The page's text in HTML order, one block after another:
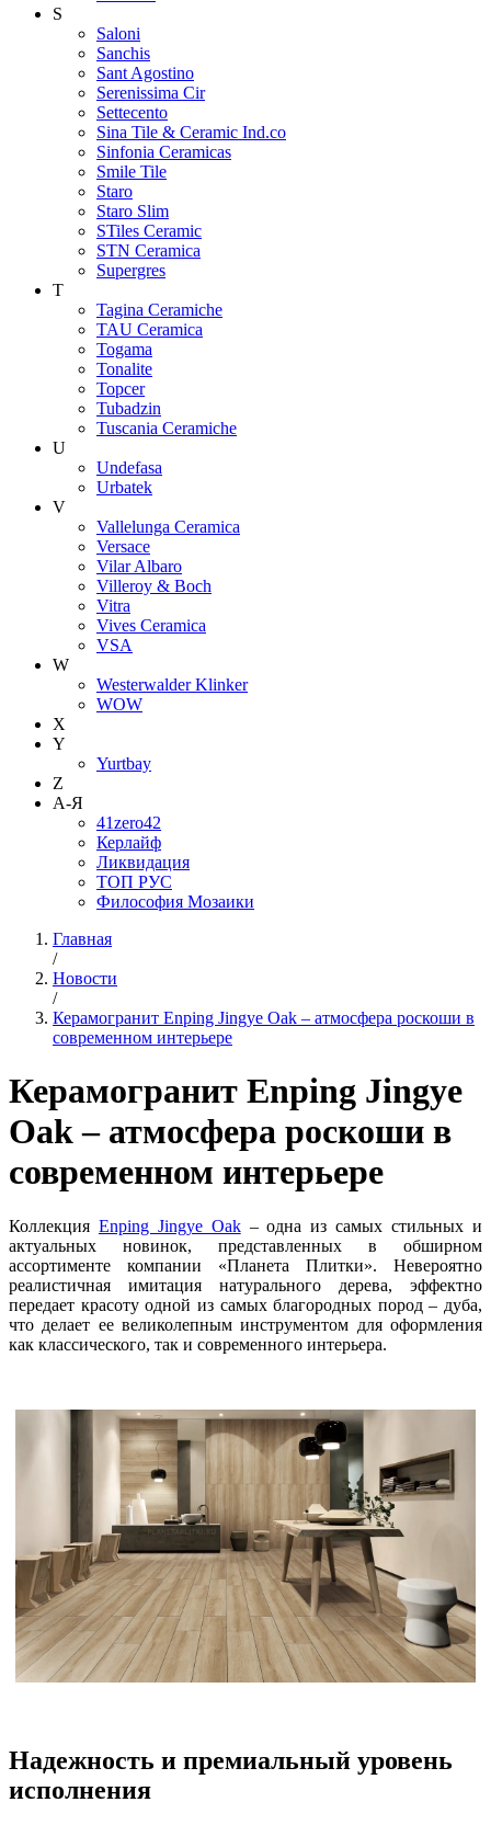
S
Saloni
Sanchis
Sant Agostino
Serenissima Cir
Settecento
Sina Tile & Ceramic Ind.co
Sinfonia Ceramicas
Smile Tile
Staro
Staro Slim
STiles Ceramic
STN Ceramica
Supergres
T
Tagina Ceramiche
TAU Ceramica
Togama
Tonalite
Topcer
Tubadzin
Tuscania Ceramiche
U
Undefasa
Urbatek
V
Vallelunga Ceramica
Versace
Vilar Albaro
Villeroy & Boch
Vitra
Vives Ceramica
VSA
W
Westerwalder Klinker
WOW
X
Y
Yurtbay
Z
А-Я
41zero42
Керлайф
Ликвидация
ТОП РУС
Философия Мозаики
Главная
/
Новости
/
Керамогранит Enping Jingye Oak – атмосфера роскоши в
современном интерьере
Керамогранит Enping Jingye
Oak – атмосфера роскоши в
современном интерьере
Коллекция Enping Jingye Oak– одна из самых стильных и
актуальных новинок, представленных в обширном
ассортименте компании «Планета Плитки». Невероятно
реалистичная имитация натурального дерева, эффектно
передает красоту одной из самых благородных пород – дуба,
что делает ее великолепным инструментом для оформления
как классического, так и современного интерьера.
Надежность и премиальный уровень
исполнения